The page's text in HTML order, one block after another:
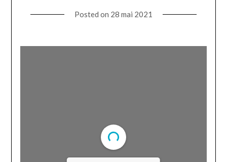
Posted on 28 mai 2021